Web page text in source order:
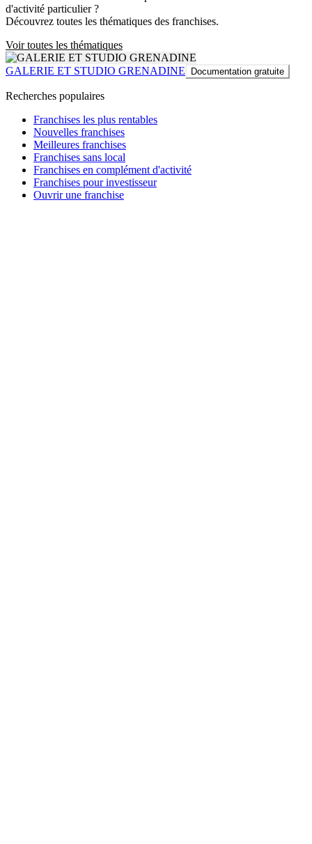
d'activité particulier ?
Découvrez toutes les thématiques des franchises.
Voir toutes les thématiques
GALERIE ET STUDIO GRENADINE Documentation gratuite
Recherches populaires
Franchises les plus rentables
Nouvelles franchises
Meilleures franchises
Franchises sans local
Franchises en complément d'activité
Franchises pour investisseur
Ouvrir une franchise